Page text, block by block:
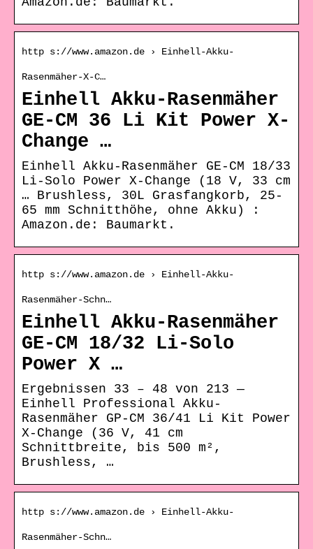
http s://www.amazon.de › Einhell-Akku-
Rasenmäher-X-C…
Einhell Akku-Rasenmäher
GE-CM 36 Li Kit Power X-
Change …
Einhell Akku-Rasenmäher GE-CM 18/33
Li-Solo Power X-Change (18 V, 33 cm
… Brushless, 30L Grasfangkorb, 25-
65 mm Schnitthöhe, ohne Akku) :
Amazon.de: Baumarkt.
http s://www.amazon.de › Einhell-Akku-
Rasenmäher-Schn…
Einhell Akku-Rasenmäher
GE-CM 18/32 Li-Solo
Power X …
Ergebnissen 33 – 48 von 213 —
Einhell Professional Akku-
Rasenmäher GP-CM 36/41 Li Kit Power
X-Change (36 V, 41 cm
Schnittbreite, bis 500 m²,
Brushless, …
http s://www.amazon.de › Einhell-Akku-
Rasenmäher-Schn…